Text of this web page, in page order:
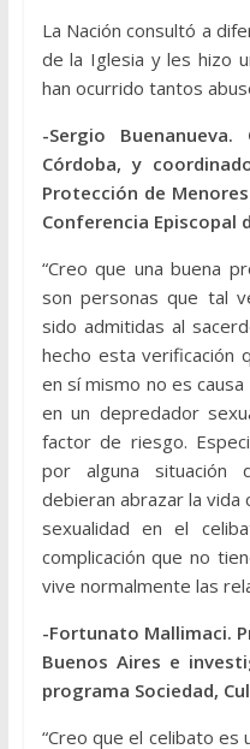
La Nación consultó a
de la Iglesia y les hizo
han ocurrido tantos
-Sergio
Córdoba, y
Protección de
Conferencia Episcopal
“Creo que una buena
son personas que tal
sido admitidas al
hecho esta verificación
en sí mismo no es
en un depredador
factor de riesgo.
por alguna situación
debieran abrazar la vida
sexualidad en el
complicación que no
vive normalmente las
-Fortunato Mallimaci.
Buenos Aires e
programa Sociedad,
“Creo que el celibato es